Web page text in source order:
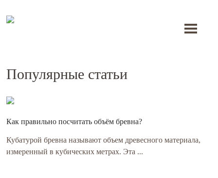
Toggle
Популярные статьи
Как правильно посчитать объём бревна?
Кубатурой бревна называют объем древесного материала,
измеренный в кубических метрах. Эта ...